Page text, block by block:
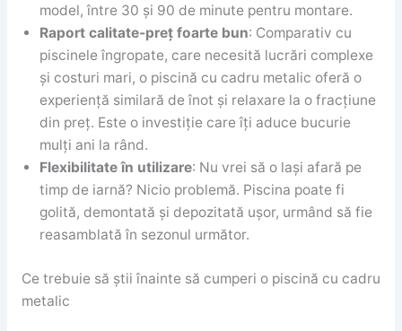
model, între 30 și 90 de minute pentru montare.
Raport calitate-preț foarte bun: Comparativ cu
piscinele îngropate, care necesită lucrări complexe
și costuri mari, o piscină cu cadru metalic oferă o
experiență similară de înot și relaxare la o fracțiune
din preț. Este o investiție care îți aduce bucurie
mulți ani la rând.
Flexibilitate în utilizare: Nu vrei să o lași afară pe
timp de iarnă? Nicio problemă. Piscina poate fi
golită, demontată și depozitată ușor, urmând să fie
reasamblată în sezonul următor.
Ce trebuie să știi înainte să cumperi o piscină cu cadru
metalic